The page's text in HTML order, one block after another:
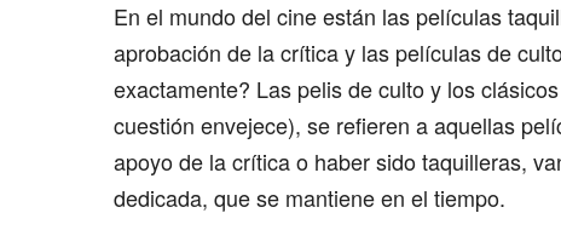
En el mundo del cine están las películas
aprobación de la crítica y las películas de
exactamente? Las pelis de culto y los
cuestión envejece), se refieren a aquellas
apoyo de la crítica o haber sido taquilleras,
dedicada, que se mantiene en el tiempo.